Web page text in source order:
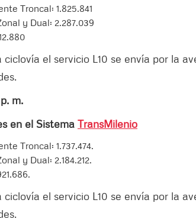
Troncal: 1.825.841
y Dual: 2.287.039
ciclovía el servicio L10 se envía por la
m.
en el Sistema TransMilenio
Troncal: 1.737.474.
y Dual: 2.184.212.
ciclovía el servicio L10 se envía por la